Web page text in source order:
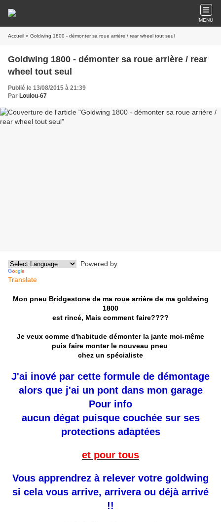
MENU
Accueil » Goldwing 1800 - démonter sa roue arrière / rear wheel tout seul
Goldwing 1800 - démonter sa roue arrière / rear
wheel tout seul
Publié le 13/08/2015 à 21:39
Par Loulou-67
Powered by
Translate
Mon pneu Bridgestone de ma roue arrière de ma goldwing
1800
est rincé, Mais comment faire????
Je veux comme d'habitude démonter la jante moi-même
puis faire monter le nouveau pneu
chez un spécialiste
J'ai inové par cette formule de démontage
alors que j'ai un pont dans mon garage
Pour info
aucun dégat puisque couchée sur ses
protections adaptées
et pour tous
Vous apprendrez à relever votre goldwing
si cela vous arrive, arrivera ou déjà arrivé
!!